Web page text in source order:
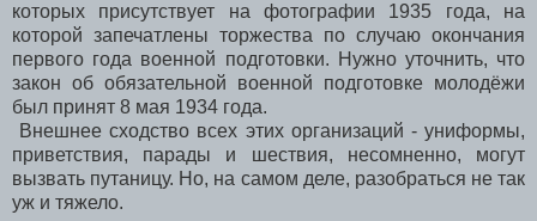
которых присутствует на фотографии 1935 года, на
которой запечатлены торжества по случаю окончания
первого года военной подготовки. Нужно уточнить, что
закон об обязательной военной подготовке молодёжи
был принят 8 мая 1934 года.
Внешнее сходство всех этих организаций - униформы,
приветствия, парады и шествия, несомненно, могут
вызвать путаницу. Но, на самом деле, разобраться не так
уж и тяжело.